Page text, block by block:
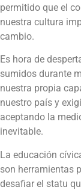
permitido que el
nuestra cultura
cambio.
Es hora de
sumidos durante
nuestra propia
nuestro país y
aceptando la
inevitable.
La educación
son herramientas
desafiar el statu